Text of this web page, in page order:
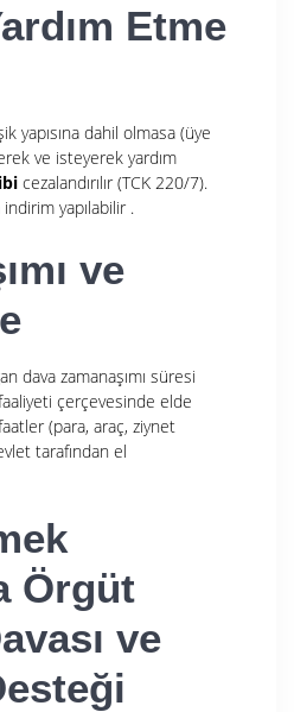
Etme
yapısına dahil olmasa (üye
ve isteyerek yardım
cezalandırılır (TCK 220/7).
yapılabilir .
ve
dava zamanaşımı süresi
çerçevesinde elde
(para, araç, ziynet
tarafından el
Örgüt
ve